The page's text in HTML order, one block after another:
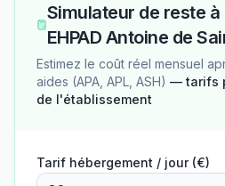
Simulateur de reste
EHPAD Antoine de
Estimez le coût réel mensuel
aides (APA, APL, ASH) — tarifs
de l'établissement
Tarif hébergement / jour (€)